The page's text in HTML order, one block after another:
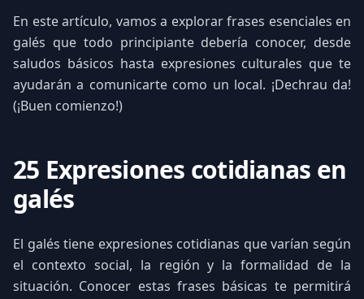
En este artículo, vamos a explorar frases esenciales en
galés que todo principiante debería conocer, desde
saludos básicos hasta expresiones culturales que te
ayudarán a comunicarte como un local. ¡Dechrau da!
(¡Buen comienzo!)
25 Expresiones cotidianas en
galés
El galés tiene expresiones cotidianas que varían según
el contexto social, la región y la formalidad de la
situación. Conocer estas frases básicas te permitirá